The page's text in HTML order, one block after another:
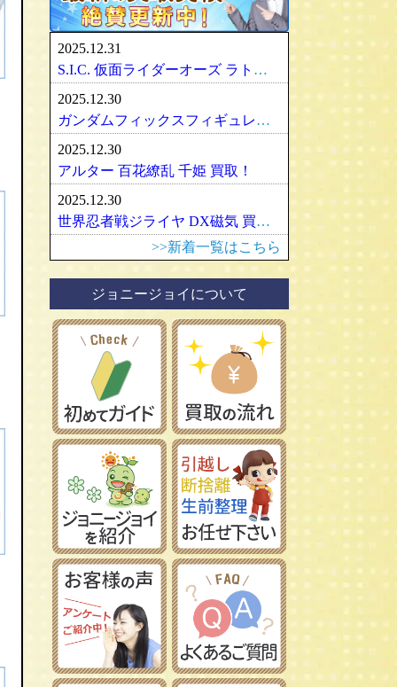
VCD
アルター/ALTER
グッドスマイルカンパニー
壽屋/コトブキヤ
グリフォンエンタープライズ
フリーイング/FREEing
やまと/YAMATO
ダイキ工業/DAIKI
マドレーヌちゃん
ベアブリック・BE＠RBRICK
メディコムトイ
セキグチ
ペットワークス/PetWORKs
やまと/YAMATO
ママチャップトイ
オビツドール/OBITSU
アオシマ / DISM
ブラーゴ/Bburago
ヘルパ/herpa
大盛屋 ミクロペット
イクソ/IXO
ﾋﾞｰﾋﾞｰｱｰﾙ/BBR
アメリカ車
イタリア車
フランス車
スーパーロボット大戦
魔神英雄伝ワタル
車・バイク
戦車・軍用機・軍艦
旅客機/飛行機
船・ボート
建築物
デコトラ
ミニ四駆
タミヤ/田宮模型
ハセガワ/長谷川製作所
フジミ模型/FUJIMI
アオシマ/青島文化教材社
イマイ/IMAI /今井科学
コトブキヤ/壽屋
イタレリ/ITALERI
レベル/Revell
カトー/KATO
トミックス/TOMIX
ﾏｲｸﾛｴｰｽ/MICRO ACE
ｸﾞﾘｰﾝﾏｯｸｽ/GREENMAX
ワールド工芸
Bトレインショーティー
モデモ/MODEMO
エンドウ/TER
ピノチオ模型
鉄道模型社
レーマン/LGB
Ｎゲージ
ＨＯゲージ
Ｚゲージ
車両パーツ
ストラクチャー
Ｇゲージ
Ｏゲージ
2025.12.31
S.I.C. 仮面ライダーオーズ ラトラーターコンボ買取
2025.12.30
ガンダムフィックスフィギュレーション GFF おまとめ買取！
2025.12.30
アルター 百花繚乱 千姫 買取！
2025.12.30
世界忍者戦ジライヤ DX磁気 買取！
>>新着一覧はこちら
ジョニージョイについて